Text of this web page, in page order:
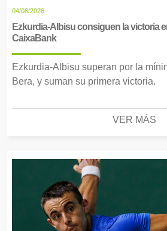
04/08/2026
Ezkurdia-Albisu consiguen la victoria
CaixaBank
Ezkurdia-Albisu superan por la
Bera, y suman su primera victoria.
VER MÁS